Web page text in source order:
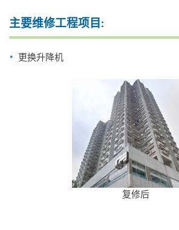
主要维修工程项目:
更换升降机
复修后